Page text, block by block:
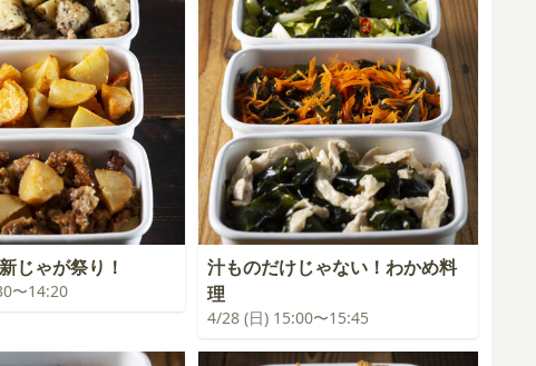
じゃが祭り！
〜14:20
汁ものだけじゃない！わかめ料
理
4/28 (日) 15:00〜15:45